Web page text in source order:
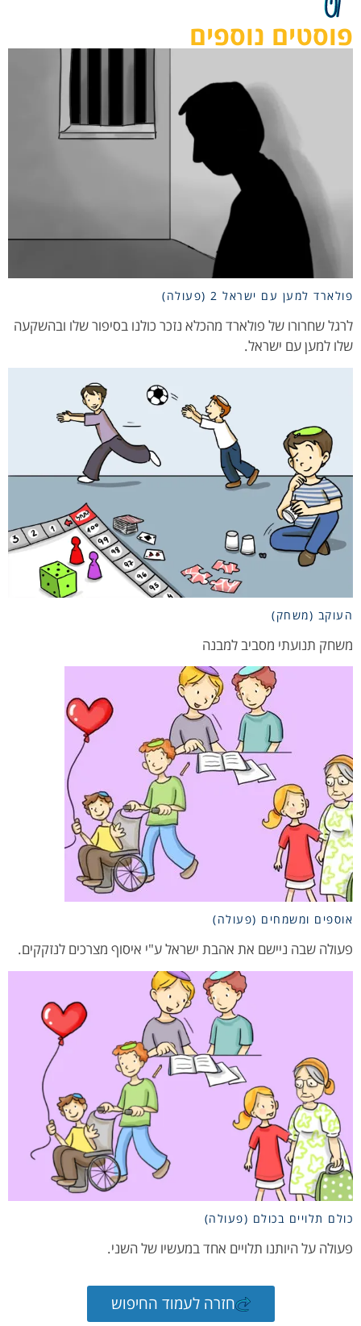
פוסטים נוספים
פולארד למען עם ישראל 2 (פעולה)
לרגל שחרורו של פולארד מהכלא נזכר כולנו בסיפור שלו ובהשקעה
שלו למען עם ישראל.
העוקב (משחק)
משחק תנועתי מסביב למבנה
אוספים ומשמחים (פעולה)
פעולה שבה ניישם את אהבת ישראל ע"י איסוף מצרכים לנזקקים.
כולם תלויים בכולם (פעולה)
פעולה על היותנו תלויים אחד במעשיו של השני.
חזרה לעמוד החיפוש